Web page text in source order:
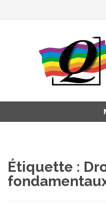
Étiquette :